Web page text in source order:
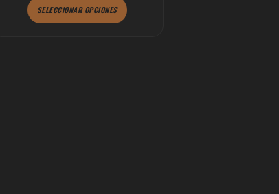
SELECCIONAR OPCIONES
de
producto